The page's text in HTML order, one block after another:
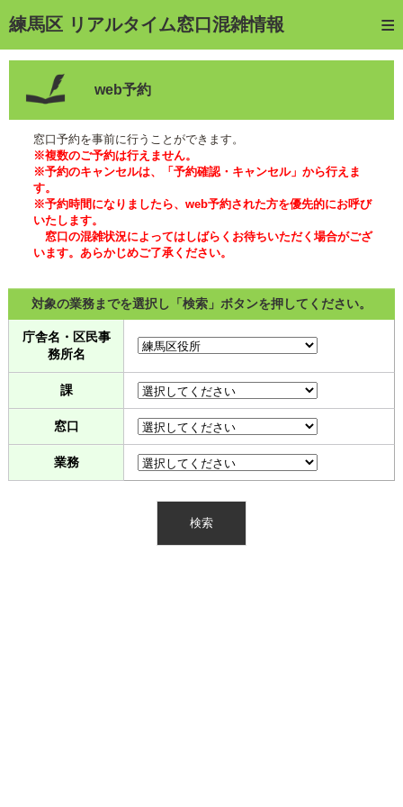
練馬区 リアルタイム窓口混雑情報
トップページ
web予約
予約確認・キャンセル
窓口混雑状況
待ち状況確認
交付状況確認
混雑予想カレンダー
web予約
窓口予約を事前に行うことができます。
※複数のご予約は行えません。
※予約のキャンセルは、「予約確認・キャンセル」から行えま
す。
※予約時間になりましたら、web予約された方を優先的にお呼び
いたします。
窓口の混雑状況によってはしばらくお待ちいただく場合がござ
います。あらかじめご了承ください。
対象の業務までを選択し「検索」ボタンを押してください。
庁舎名・区民事
務所名
課
窓口
業務